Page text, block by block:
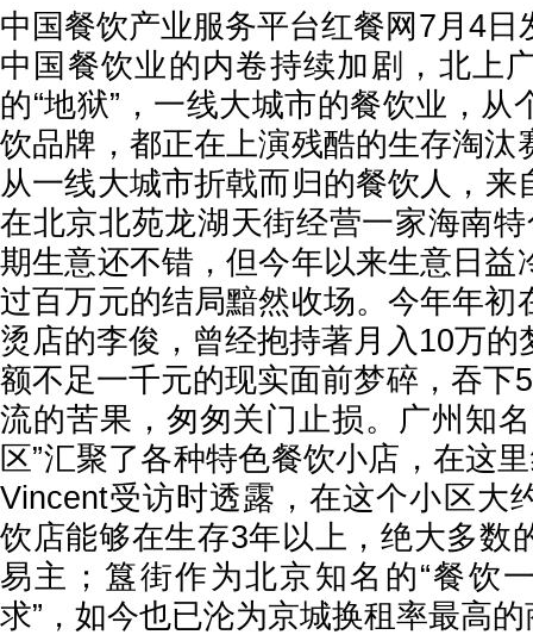
中国餐饮产业服务平台红餐网7月4日
中国餐饮业的内卷持续加剧，北上
的“地狱”，一线大城市的餐饮业，从
饮品牌，都正在上演残酷的生存淘汰
从一线大城市折戟而归的餐饮人，来
在北京北苑龙湖天街经营一家海南
期生意还不错，但今年以来生意日益
过百万元的结局黯然收场。今年年初
烫店的李俊，曾经抱持著月入10万的
额不足一千元的现实面前梦碎，吞下
流的苦果，匆匆关门止损。广州知
区”汇聚了各种特色餐饮小店，在这
Vincent受访时透露，在这个小区大
饮店能够在生存3年以上，绝大多数
易主；簋街作为北京知名的“餐饮
求”，如今也已沦为京城换租率最高